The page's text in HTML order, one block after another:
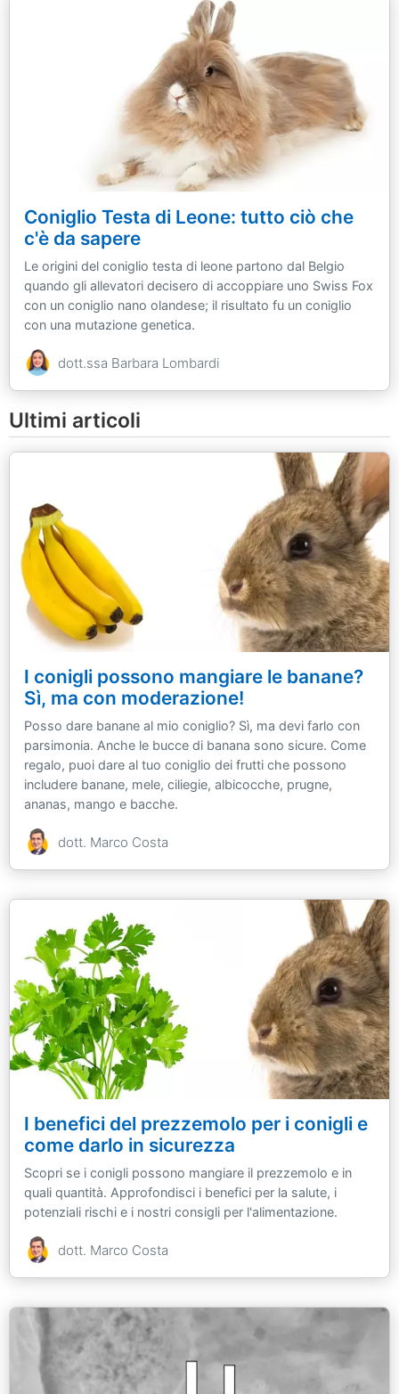
Coniglio Testa di Leone: tutto ciò che
c'è da sapere
Le origini del coniglio testa di leone partono dal Belgio
quando gli allevatori decisero di accoppiare uno Swiss Fox
con un coniglio nano olandese; il risultato fu un coniglio
con una mutazione genetica.
dott.ssa Barbara Lombardi
Ultimi articoli
I conigli possono mangiare le banane?
Sì, ma con moderazione!
Posso dare banane al mio coniglio? Sì, ma devi farlo con
parsimonia. Anche le bucce di banana sono sicure. Come
regalo, puoi dare al tuo coniglio dei frutti che possono
includere banane, mele, ciliegie, albicocche, prugne,
ananas, mango e bacche.
dott. Marco Costa
I benefici del prezzemolo per i conigli e
come darlo in sicurezza
Scopri se i conigli possono mangiare il prezzemolo e in
quali quantità. Approfondisci i benefici per la salute, i
potenziali rischi e i nostri consigli per l'alimentazione.
dott. Marco Costa